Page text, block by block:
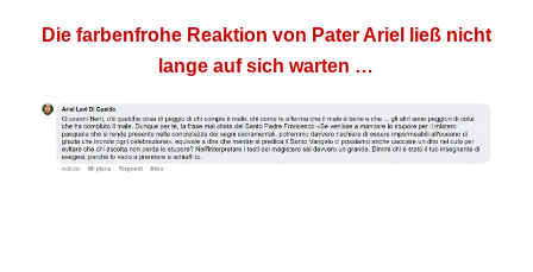
Die farbenfrohe Reaktion von Pater Ariel ließ nicht
lange auf sich warten …